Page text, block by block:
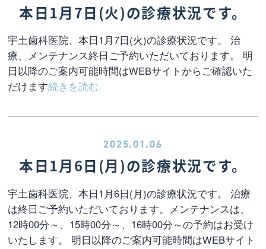
本日1月7日(火)の診療状況です。
宇土歯科医院、本日1月7日(火)の診療状況です。 治
療、メンテナンス終日ご予約いただいております。 明
日以降のご案内可能時間はWEBサイトからご確認いた
だけます続きを読む
2025.01.06
本日1月6日(月)の診療状況です。
宇土歯科医院、本日1月6日(月)の診療状況です。 治療
は終日ご予約いただいております。メンテナンスは、
12時00分～、15時00分～、16時00分～の予約はお受け
いたします。 明日以降のご案内可能時間はWEBサイト